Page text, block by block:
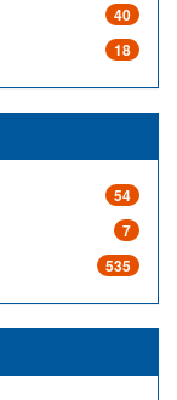
40
18
54
7
535